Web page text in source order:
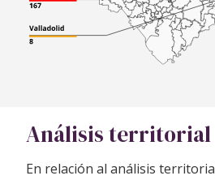
Análisis territorial
En relación al análisis